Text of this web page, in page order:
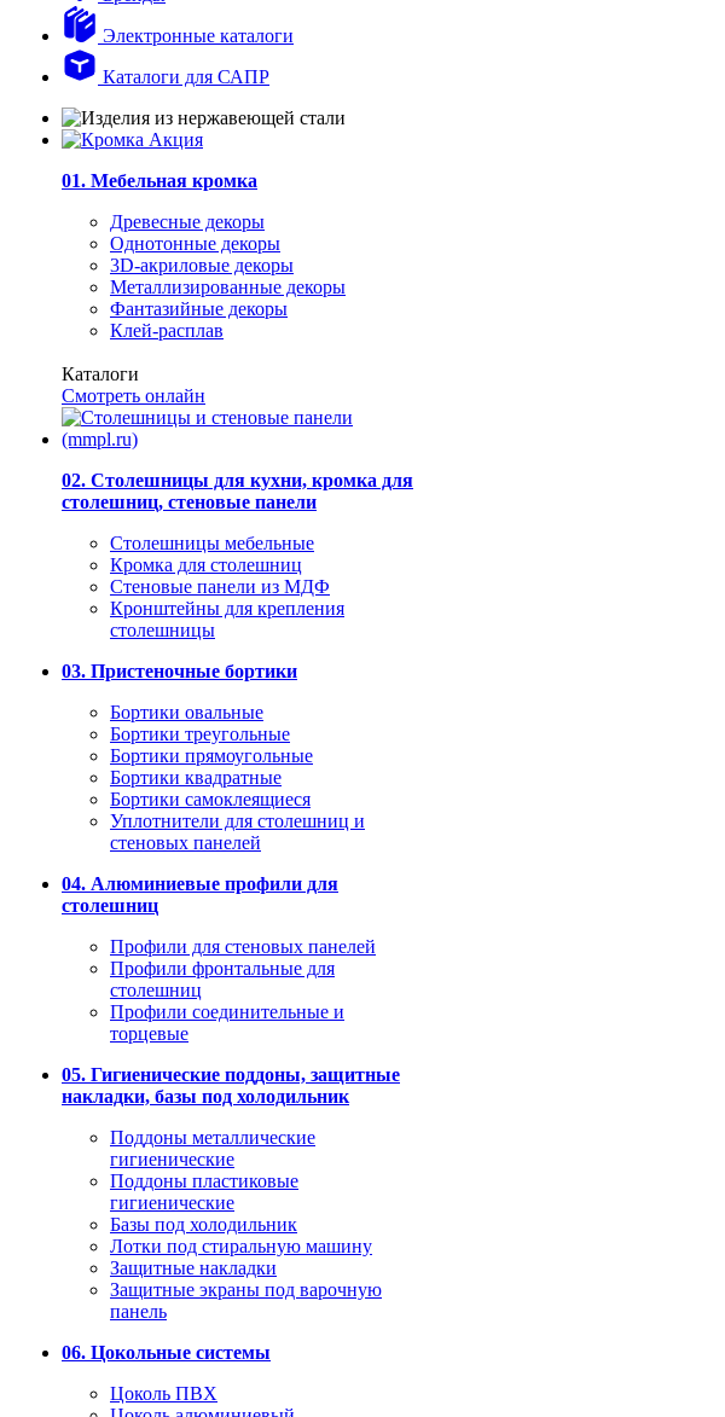
Электронные каталоги
Каталоги для САПР
01. Мебельная кромка
Древесные декоры
Однотонные декоры
3D-акриловые декоры
Металлизированные декоры
Фантазийные декоры
Клей-расплав
Каталоги
Смотреть онлайн
02. Столешницы для кухни, кромка для
столешниц, стеновые панели
Столешницы мебельные
Кромка для столешниц
Стеновые панели из МДФ
Кронштейны для крепления
столешницы
03. Пристеночные бортики
Бортики овальные
Бортики треугольные
Бортики прямоугольные
Бортики квадратные
Бортики самоклеящиеся
Уплотнители для столешниц и
стеновых панелей
04. Алюминиевые профили для
столешниц
Профили для стеновых панелей
Профили фронтальные для
столешниц
Профили соединительные и
торцевые
05. Гигиенические поддоны, защитные
накладки, базы под холодильник
Поддоны металлические
гигиенические
Поддоны пластиковые
гигиенические
Базы под холодильник
Лотки под стиральную машину
Защитные накладки
Защитные экраны под варочную
панель
06. Цокольные системы
Цоколь ПВХ